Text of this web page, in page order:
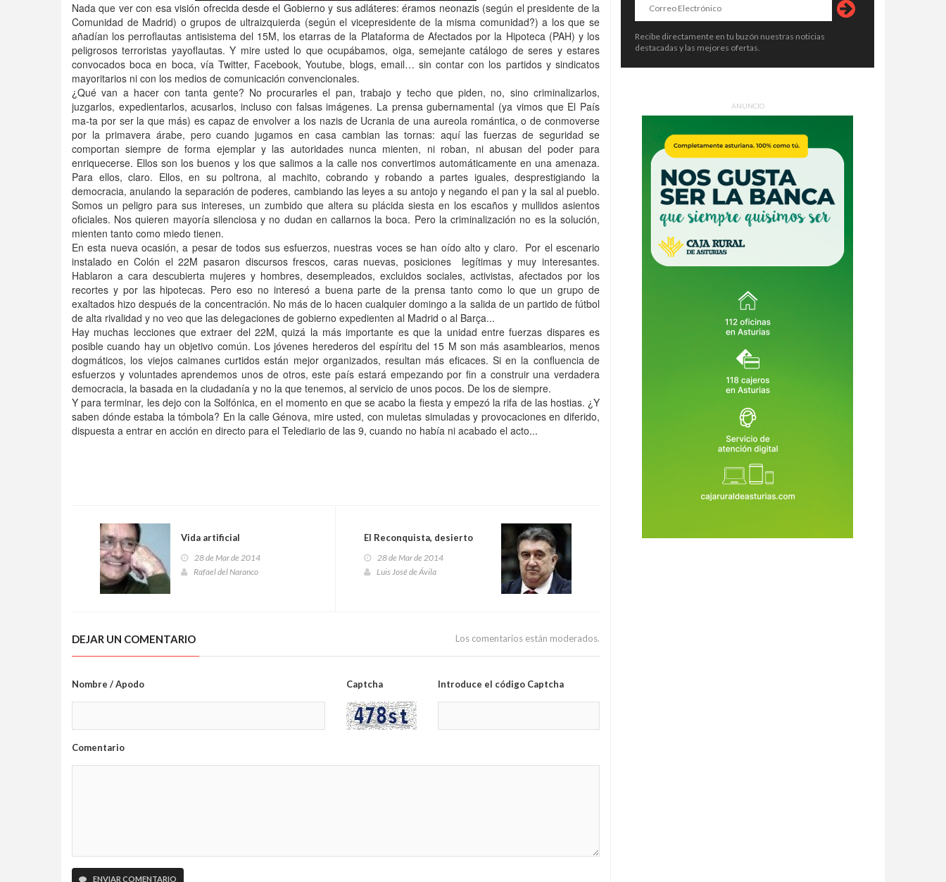
Nada que ver con esa visión ofrecida desde el Gobierno y sus adláteres: éramos neonazis (según el presidente de la
Comunidad de Madrid) o grupos de ultraizquierda (según el vicepresidente de la misma comunidad?) a los que se
añadían los perroflautas antisistema del 15M, los etarras de la Plataforma de Afectados por la Hipoteca (PAH) y los
peligrosos terroristas yayoflautas. Y mire usted lo que ocupábamos, oiga, semejante catálogo de seres y estares
convocados boca en boca, vía Twitter, Facebook, Youtube, blogs, email… sin contar con los partidos y sindicatos
mayoritarios ni con los medios de comunicación convencionales.
¿Qué van a hacer con tanta gente? No procurarles el pan, trabajo y techo que piden, no, sino criminalizarlos,
juzgarlos, expedientarlos, acusarlos, incluso con falsas imágenes. La prensa gubernamental (ya vimos que El País
ma-ta por ser la que más) es capaz de envolver a los nazis de Ucrania de una aureola romántica, o de conmoverse
por la primavera árabe, pero cuando jugamos en casa cambian las tornas: aquí las fuerzas de seguridad se
comportan siempre de forma ejemplar y las autoridades nunca mienten, ni roban, ni abusan del poder para
enriquecerse. Ellos son los buenos y los que salimos a la calle nos convertimos automáticamente en una amenaza.
Para ellos, claro. Ellos, en su poltrona, al machito, cobrando y robando a partes iguales, desprestigiando la
democracia, anulando la separación de poderes, cambiando las leyes a su antojo y negando el pan y la sal al pueblo.
Somos un peligro para sus intereses, un zumbido que altera su plácida siesta en los escaños y mullidos asientos
oficiales. Nos quieren mayoría silenciosa y no dudan en callarnos la boca. Pero la criminalización no es la solución,
mienten tanto como miedo tienen.
En esta nueva ocasión, a pesar de todos sus esfuerzos, nuestras voces se han oído alto y claro. Por el escenario
instalado en Colón el 22M pasaron discursos frescos, caras nuevas, posiciones legítimas y muy interesantes.
Hablaron a cara descubierta mujeres y hombres, desempleados, excluidos sociales, activistas, afectados por los
recortes y por las hipotecas. Pero eso no interesó a buena parte de la prensa tanto como lo que un grupo de
exaltados hizo después de la concentración. No más de lo hacen cualquier domingo a la salida de un partido de fútbol
de alta rivalidad y no veo que las delegaciones de gobierno expedienten al Madrid o al Barça...
Hay muchas lecciones que extraer del 22M, quizá la más importante es que la unidad entre fuerzas dispares es
posible cuando hay un objetivo común. Los jóvenes herederos del espíritu del 15 M son más asamblearios, menos
dogmáticos, los viejos caimanes curtidos están mejor organizados, resultan más eficaces. Si en la confluencia de
esfuerzos y voluntades aprendemos unos de otros, este país estará empezando por fin a construir una verdadera
democracia, la basada en la ciudadanía y no la que tenemos, al servicio de unos pocos. De los de siempre.
Y para terminar, les dejo con la Solfónica, en el momento en que se acabo la fiesta y empezó la rifa de las hostias. ¿Y
saben dónde estaba la tómbola? En la calle Génova, mire usted, con muletas simuladas y provocaciones en diferido,
dispuesta a entrar en acción en directo para el Telediario de las 9, cuando no había ni acabado el acto...
Vida artificial
28 de Mar de 2014
Rafael del Naranco
El Reconquista, desierto
28 de Mar de 2014
Luis José de Ávila
DEJAR UN COMENTARIO Los comentarios están moderados.
Nombre / Apodo Captcha Introduce el código Captcha
Comentario
ENVIAR COMENTARIO
Recibe directamente en tu buzón nuestras noticias
destacadas y las mejores ofertas.
ANUNCIO